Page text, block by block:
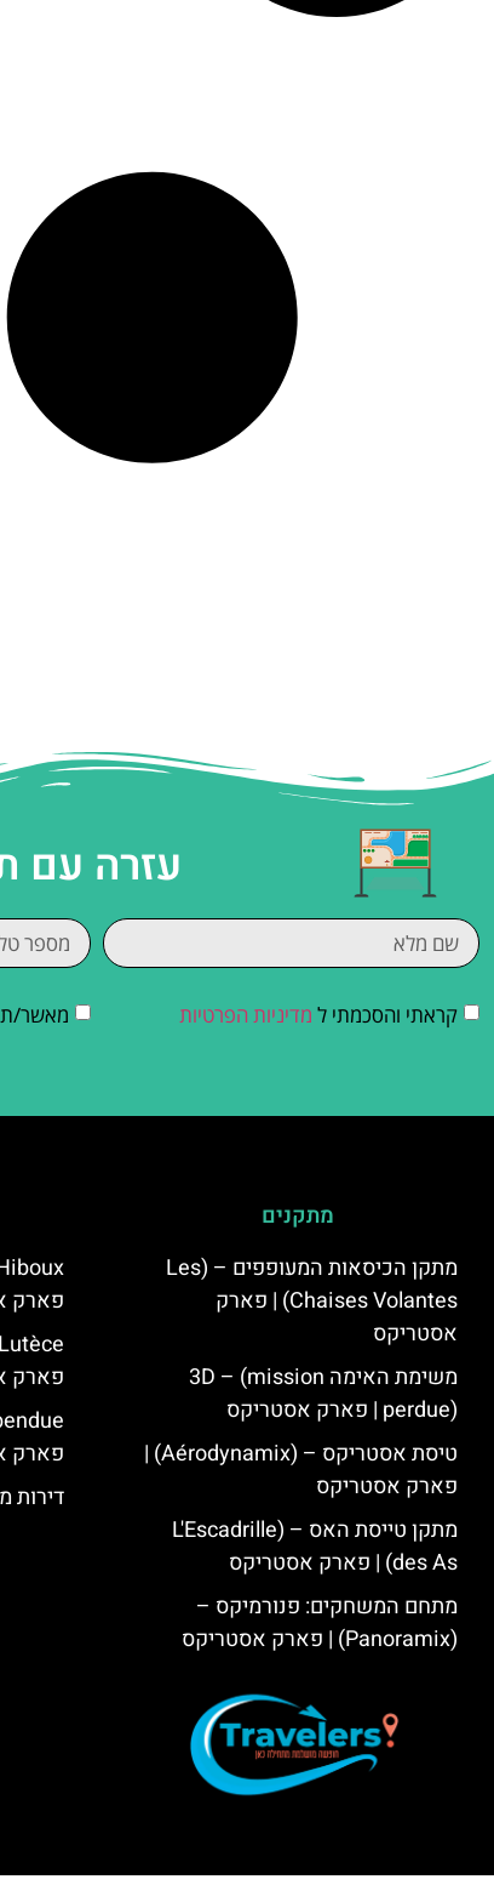
עזרה עם
קראתי והסכמתי ל מדיניות הפרטיות מאשר/ת
מתקנים
מתקן הכיסאות המעופפים – (Les
Chaises Volantes) | פארק
אסטריקס
משימת האימה 3D – (mission
perdue) | פארק אסטריקס
טיסת אסטריקס – (Aérodynamix) |
פארק אסטריקס
מתקן טייסת האס – (L'Escadrille
des As) | פארק אסטריקס
מתחם המשחקים: פנורמיקס –
(Panoramix) | פארק אסטריקס
פארק
פארק
פארק
דירות